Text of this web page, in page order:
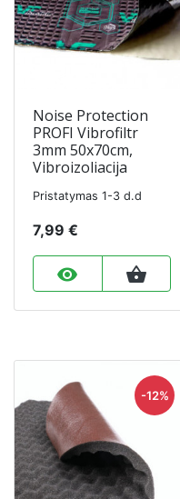
Noise Protection
PROFI Vibrofiltr
3mm 50x70cm,
Vibroizoliacija
Pristatymas 1-3 d.d
7,99 €
remove_red_eye shopping_basket
-12%